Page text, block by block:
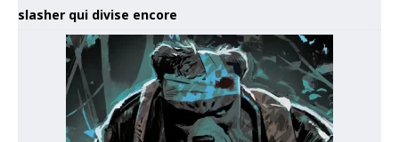
slasher qui divise encore